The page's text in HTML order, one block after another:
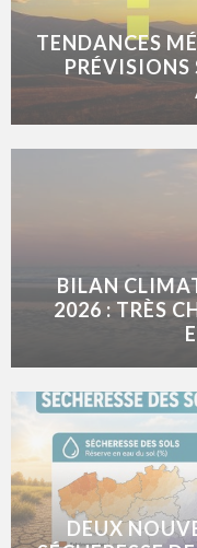
TENDANCES
PRÉVISIONS
BILAN
2026 : TRÈS
DEUX